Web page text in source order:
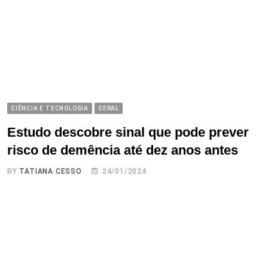
CIÊNCIA E TECNOLOGIA GERAL
Estudo descobre sinal que pode prever
risco de demência até dez anos antes
BY TATIANA CESSO 24/01/2024